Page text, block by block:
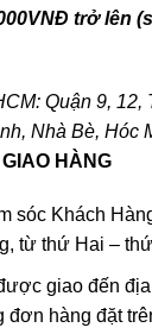
trở lên
Quận 9,
Nhà Bè, Hóc
HÀNG
sóc Khách
từ thứ Hai –
giao đến
đơn hàng đặt